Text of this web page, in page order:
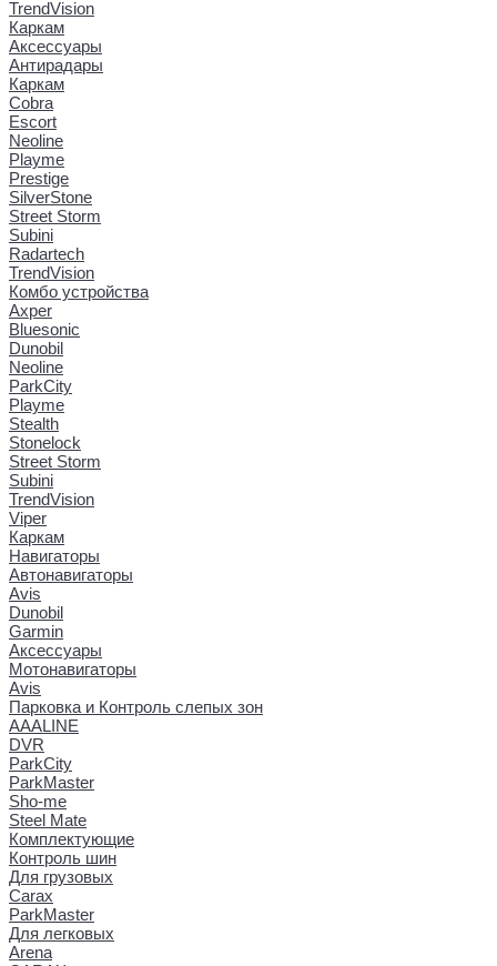
TrendVision
Каркам
Аксессуары
Антирадары
Каркам
Cobra
Escort
Neoline
Playme
Prestige
SilverStone
Street Storm
Subini
Radartech
TrendVision
Комбо устройства
Axper
Bluesonic
Dunobil
Neoline
ParkCity
Playme
Stealth
Stonelock
Street Storm
Subini
TrendVision
Viper
Каркам
Навигаторы
Автонавигаторы
Avis
Dunobil
Garmin
Аксессуары
Мотонавигаторы
Avis
Парковка и Контроль слепых зон
AAALINE
DVR
ParkCity
ParkMaster
Sho-me
Steel Mate
Комплектующие
Контроль шин
Для грузовых
Carax
ParkMaster
Для легковых
Arena